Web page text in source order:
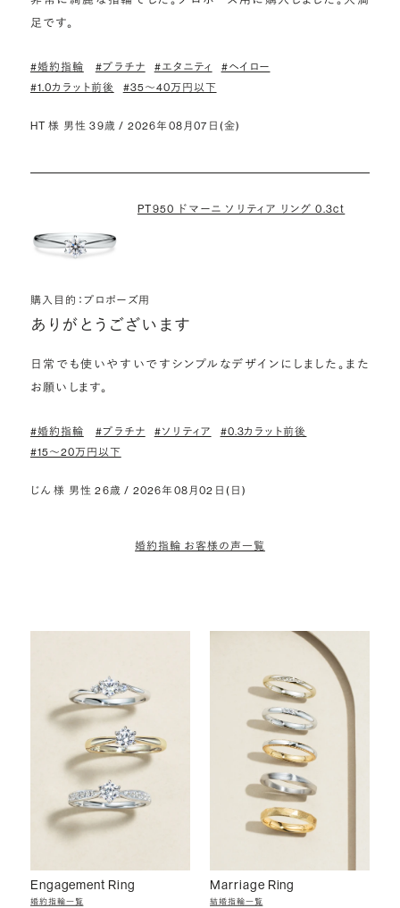
足です。
#婚約指輪 #プラチナ #エタニティ
#ヘイロー
#1.0カラット前後
#35〜40万円以下
HT 様 男性 39歳 / 2026年08月07日(金)
PT950 ドマーニ ソリティア リング 0.3ct
購入目的：プロポーズ用
ありがとうございます
日常でも使いやすいですシンプルなデザインにしました。また
お願いします。
#婚約指輪 #プラチナ #ソリティア
#0.3カラット前後
#15〜20万円以下
じん 様 男性 26歳 / 2026年08月02日(日)
婚約指輪 お客様の声一覧
Engagement Ring
婚約指輪一覧
Marriage Ring
結婚指輪一覧